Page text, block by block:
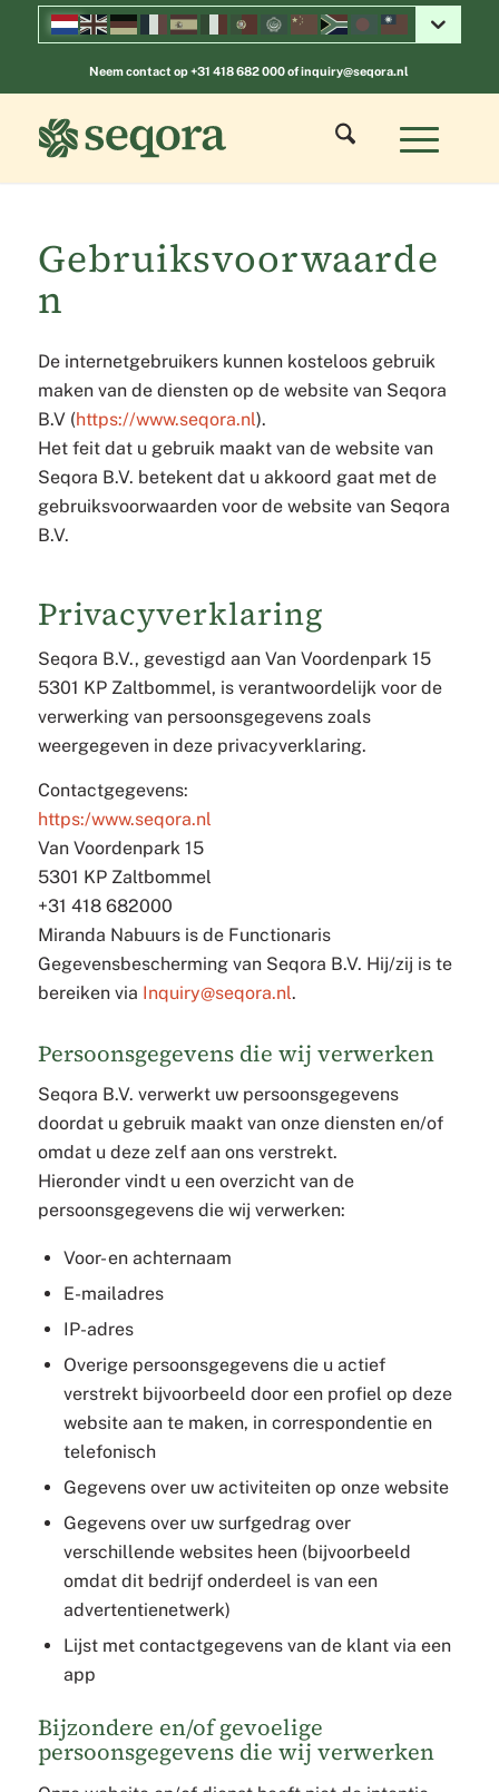
Neem contact op+31 418 682 000ofinquiry@seqora.nl
Gebruiksvoorwaarde
n
De internetgebruikers kunnen kosteloos gebruik
maken van de diensten op de website van Seqora
B.V (https://www.seqora.nl).
Het feit dat u gebruik maakt van de website van
Seqora B.V. betekent dat u akkoord gaat met de
gebruiksvoorwaarden voor de website van Seqora
B.V.
Privacyverklaring
Seqora B.V., gevestigd aan Van Voordenpark 15
5301 KP Zaltbommel, is verantwoordelijk voor de
verwerking van persoonsgegevens zoals
weergegeven in deze privacyverklaring.
Contactgegevens:
https:/www.seqora.nl
Van Voordenpark 15
5301 KP Zaltbommel
+31 418 682000
Miranda Nabuurs is de Functionaris
Gegevensbescherming van Seqora B.V. Hij/zij is te
bereiken via Inquiry@seqora.nl.
Persoonsgegevens die wij verwerken
Seqora B.V. verwerkt uw persoonsgegevens
doordat u gebruik maakt van onze diensten en/of
omdat u deze zelf aan ons verstrekt.
Hieronder vindt u een overzicht van de
persoonsgegevens die wij verwerken:
Voor- en achternaam
E-mailadres
IP-adres
Overige persoonsgegevens die u actief
verstrekt bijvoorbeeld door een profiel op deze
website aan te maken, in correspondentie en
telefonisch
Gegevens over uw activiteiten op onze website
Gegevens over uw surfgedrag over
verschillende websites heen (bijvoorbeeld
omdat dit bedrijf onderdeel is van een
advertentienetwerk)
Lijst met contactgegevens van de klant via een
app
Bijzondere en/of gevoelige
persoonsgegevens die wij verwerken